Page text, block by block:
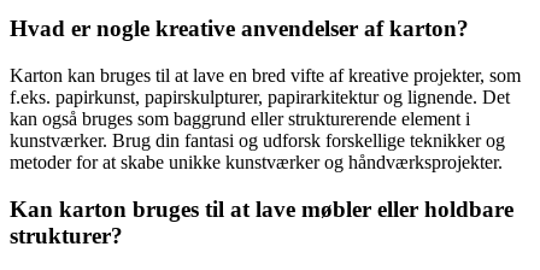
Hvad er nogle kreative anvendelser af karton?
Karton kan bruges til at lave en bred vifte af kreative projekter, som
f.eks. papirkunst, papirskulpturer, papirarkitektur og lignende. Det
kan også bruges som baggrund eller strukturerende element i
kunstværker. Brug din fantasi og udforsk forskellige teknikker og
metoder for at skabe unikke kunstværker og håndværksprojekter.
Kan karton bruges til at lave møbler eller holdbare
strukturer?